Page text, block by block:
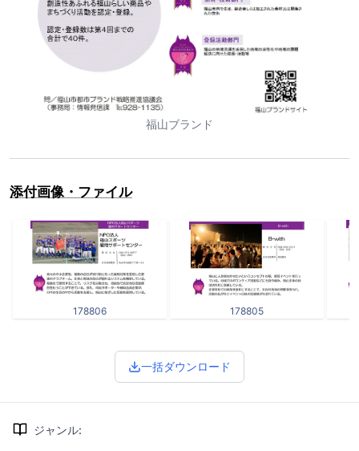
福山ブランド
添付画像・ファイル
178806 178805
一括ダウンロード
ジャンル: